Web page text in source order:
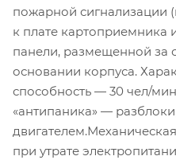
пожарной сигнализации
к плате картоприемника
панели, размещенной за
основании корпуса.
способность — 30 чел/
«антипаника» —
при утрате